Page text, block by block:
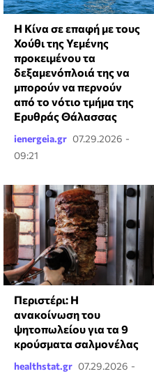
Η Κίνα σε επαφή με τους
Χούθι της Υεμένης
προκειμένου τα
δεξαμενόπλοιά της να
μπορούν να περνούν
από το νότιο τμήμα της
Ερυθράς Θάλασσας
ienergeia.gr 07.29.2026 -
09:21
Περιστέρι: Η
ανακοίνωση του
ψητοπωλείου για τα 9
κρούσματα σαλμονέλας
healthstat.gr 07.29.2026 -